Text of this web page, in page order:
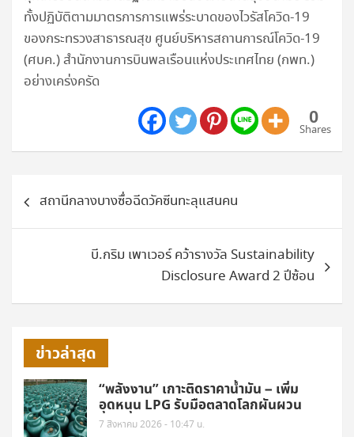
ทั้งปฏิบัติตามมาตรการการแพร่ระบาดของไวรัสโควิด-19
ของกระทรวงสาธารณสุข ศูนย์บริหารสถานการณ์โควิด-19
(ศบค.) สำนักงานการบินพลเรือนแห่งประเทศไทย (กพท.)
อย่างเคร่งครัด
0
Shares
เรื่องสถานีกลางบางซื่อฉีดวัคซีนทะลุแสนคน
บี.กริม เพาเวอร์ คว้ารางวัล Sustainability
Disclosure Award 2 ปีซ้อน
ข่าวล่าสุด
“พลังงาน” เกาะติดราคาน้ำมัน – เพิ่ม
อุดหนุน LPG รับมือตลาดโลกผันผวน
7 สิงหาคม 2026 - 10:47 น.